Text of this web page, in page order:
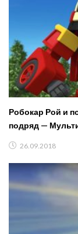
Робокар Рой и
подряд —
26.09.2018